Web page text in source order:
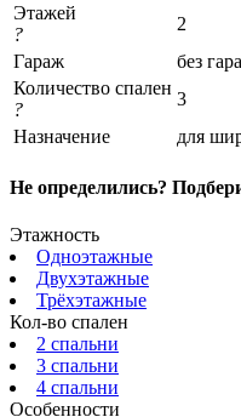
Этажей
?
2
Гараж
без
Количество спален
?
3
Назначение
для
Не определились?
Этажность
Одноэтажные
Двухэтажные
Трёхэтажные
Кол-во спален
2 спальни
3 спальни
4 спальни
Особенности